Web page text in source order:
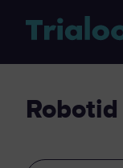
robotid